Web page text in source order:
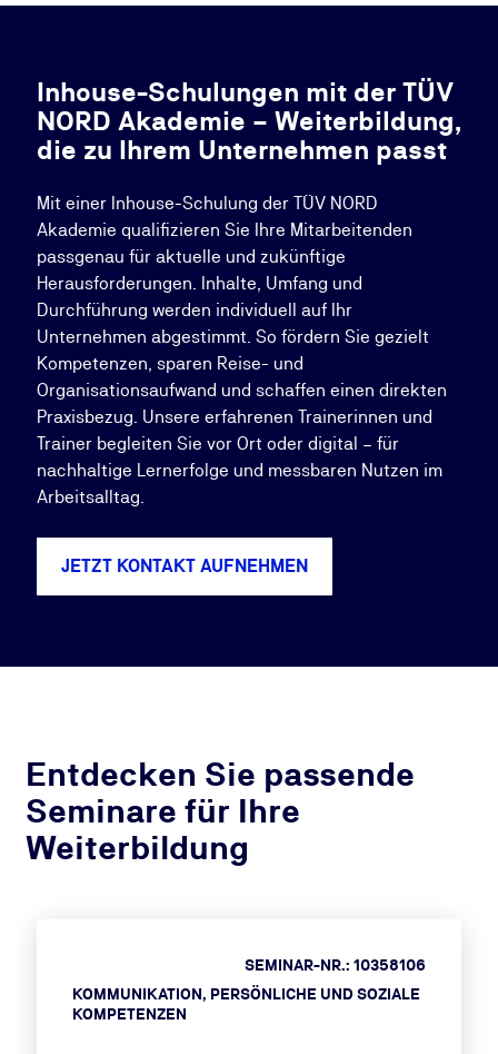
Inhouse-Schulungen mit der TÜV
NORD Akademie – Weiterbildung,
die zu Ihrem Unternehmen passt
Mit einer Inhouse-Schulung der TÜV NORD
Akademie qualifizieren Sie Ihre Mitarbeitenden
passgenau für aktuelle und zukünftige
Herausforderungen. Inhalte, Umfang und
Durchführung werden individuell auf Ihr
Unternehmen abgestimmt. So fördern Sie gezielt
Kompetenzen, sparen Reise- und
Organisationsaufwand und schaffen einen direkten
Praxisbezug. Unsere erfahrenen Trainerinnen und
Trainer begleiten Sie vor Ort oder digital – für
nachhaltige Lernerfolge und messbaren Nutzen im
Arbeitsalltag.
JETZT KONTAKT AUFNEHMEN
Entdecken Sie passende
Seminare für Ihre
Weiterbildung
KOMMUNIKATION, PERSÖNLICHE UND SOZIALE
KOMPETENZEN
SEMINAR-NR.: 10358106